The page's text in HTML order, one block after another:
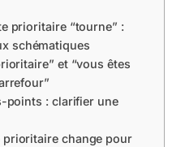
prioritaire “tourne” :
schématiques
et “vous êtes
points : clarifier une
prioritaire change pour